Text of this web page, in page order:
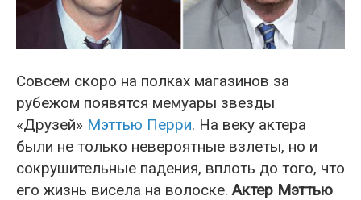
Совсем скоро на полках магазинов за
рубежом появятся мемуары звезды
«Друзей» Мэттью Перри. На веку актера
были не только невероятные взлеты, но и
сокрушительные падения, вплоть до того, что
его жизнь висела на волоске.Актер Мэттью